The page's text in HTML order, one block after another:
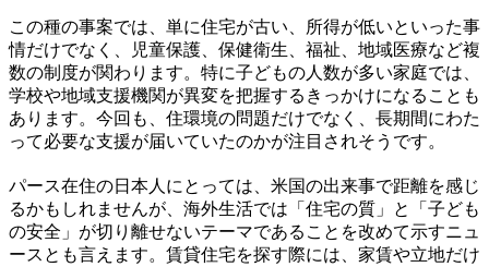
この種の事案では、単に住宅が古い、所得が低いといった事
情だけでなく、児童保護、保健衛生、福祉、地域医療など複
数の制度が関わります。特に子どもの人数が多い家庭では、
学校や地域支援機関が異変を把握するきっかけになることも
あります。今回も、住環境の問題だけでなく、長期間にわた
って必要な支援が届いていたのかが注目されそうです。
パース在住の日本人にとっては、米国の出来事で距離を感じ
るかもしれませんが、海外生活では「住宅の質」と「子ども
の安全」が切り離せないテーマであることを改めて示すニュ
ースとも言えます。賃貸住宅を探す際には、家賃や立地だけ